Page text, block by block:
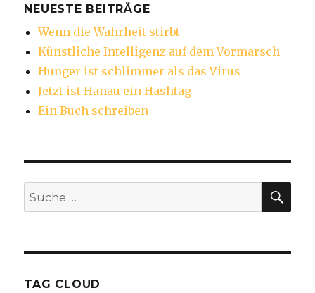
NEUESTE BEITRÄGE
Wenn die Wahrheit stirbt
Künstliche Intelligenz auf dem Vormarsch
Hunger ist schlimmer als das Virus
Jetzt ist Hanau ein Hashtag
Ein Buch schreiben
Suche
nach:
TAG CLOUD